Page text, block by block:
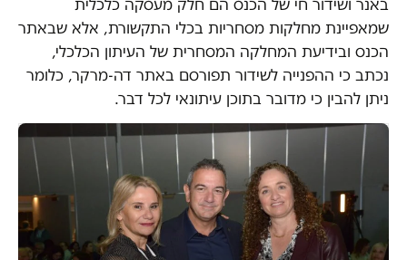
באנר ושידור חי של הכנס הם חלק מעסקה כלכלית
שמאפיינת מחלקות מסחריות בכלי התקשורת, אלא שבאתר
הכנס ובידיעת המחלקה המסחרית של העיתון הכלכלי,
נכתב כי ההפנייה לשידור תפורסם באתר דה-מרקר, כלומר
ניתן להבין כי מדובר בתוכן עיתונאי לכל דבר.